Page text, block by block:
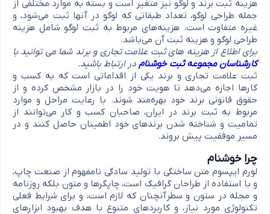
هزینه ثبت برند و لوگو نیز متغیر است و بسته به موارد مختلفی از
جمله طراحی لوگو، تعداد طبقاتی که لوگو در آنها ثبت می‌شود، و
غیره متفاوت است. هزینه‌های مربوط به ثبت لوگو شامل هزینه
طراحی لوگو و هزینه ثبت آن می‌باشد.
برای اطلاع از هزینه های ثبت علامت تجاری و برند شما می توانید با
کارشناسان مجموعه ثبت خوشنام در ارتباط باشید.
ثبت علامت تجاری و برند یکی از اقداماتی است که به کسب و
کارها اجازه می‌دهد تا هویت خود را در بازار مشخص کرده و از
حقوق قانونی برند خود بهره‌مند شوند. با رعایت مراحل و موارد
مربوط به ثبت برند در ایران، صاحبان کسب و کار می‌توانند از
تمامیت و شناخته شدن برندهای خود اطمینان حاصل کنند و در
مسیر موفقیت پیش بروند.
چرا خوشنام
لورم ایپسوم متن ساختگی با تولید سادگی نامفهوم از صنعت چاپ،
و با استفاده از طراحان گرافیک است، چاپگرها و متون بلکه روزنامه
و مجله در ستون و سطرآنچنان که لازم است، و برای شرایط فعلی
تکنولوژی مورد نیاز، و کاربردهای متنوع با هدف بهبود ابزارهای